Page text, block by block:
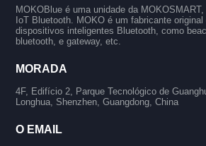
MOKOBlue é uma unidade da
IoT Bluetooth. MOKO é um fabricante
dispositivos inteligentes Bluetooth, como
bluetooth, e gateway, etc.
MORADA
4F, Edifício 2, Parque Tecnológico de
Longhua, Shenzhen, Guangdong, China
O EMAIL